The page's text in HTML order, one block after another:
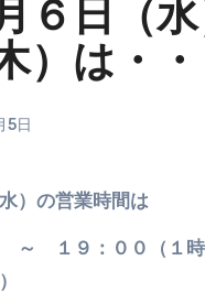
６日（
）は・・
5日
水）の営業時間は
～ １９：００（１時